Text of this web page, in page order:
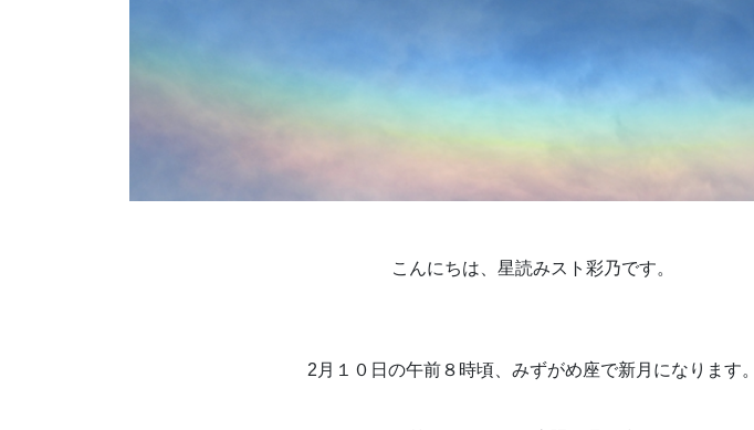
こんにちは、星読みスト彩乃です。
2月１０日の午前８時頃、みずがめ座で新月になります。